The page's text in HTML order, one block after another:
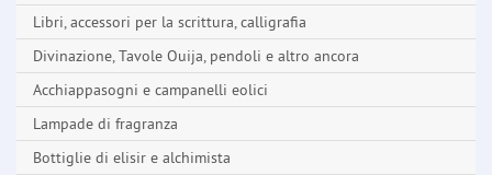
Libri, accessori per la scrittura, calligrafia
Divinazione, Tavole Ouija, pendoli e altro ancora
Acchiappasogni e campanelli eolici
Lampade di fragranza
Bottiglie di elisir e alchimista